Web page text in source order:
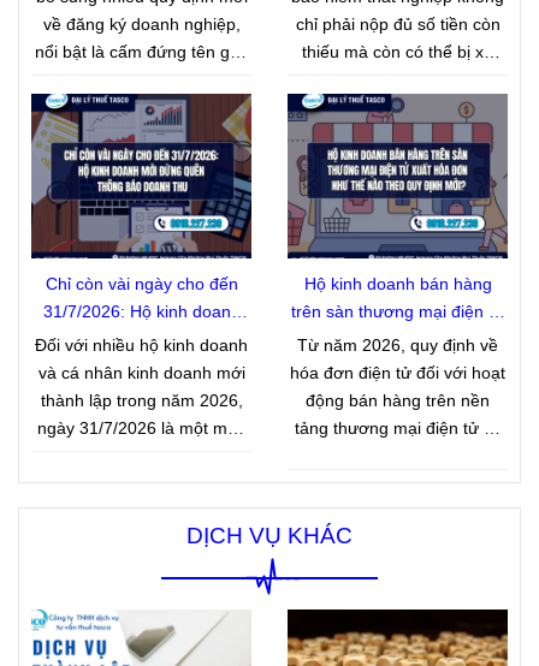
quan thuế kiểm tra.
nghiệp
về đăng ký doanh nghiệp,
nổi bật là cấm đứng tên góp
thiện tiêu chí xác định chủ
sở hữu hưởng lợi và quy
định rõ trách nhiệm kê khai,
thông báo thông tin với cơ
quan đăng ký kinh doanh.
chỉ phải nộp đủ số tiền còn
thiếu mà còn có thể bị xử
phải nộp thêm khoản tiền
đóng. Đây là một trong
những quy định mới được
Chính phủ ban hành tạiNghị
định 283/2026/NĐ-CP
, có
Chỉ còn vài ngày cho đến
31/7/2026: Hộ kinh doanh
mới đừng quên thông báo
doanh thu
Đối với nhiều hộ kinh doanh
và cá nhân kinh doanh mới
thành lập trong năm 2026,
ngày 31/7/2026 là một mốc
nghĩa vụ thuế. Nếu bắt đầu
hoạt động trong 06 tháng
đầu năm 2026 và thuộc diện
thuế phải hoàn thành việc
thông báo doanh thu phát
Hộ kinh doanh bán hàng
trên sàn thương mại điện tử
xuất hóa đơn như thế nào
theo quy định mới?
Từ năm 2026, quy định về
hóa đơn điện tử đối với hoạt
động bán hàng trên nền
tảng thương mại điện tử có
Dưới đây là một số quy định
về xuất hóa đơn mà hộ kinh
doanh bán hàng trên sàn
DỊCH VỤ KHÁC